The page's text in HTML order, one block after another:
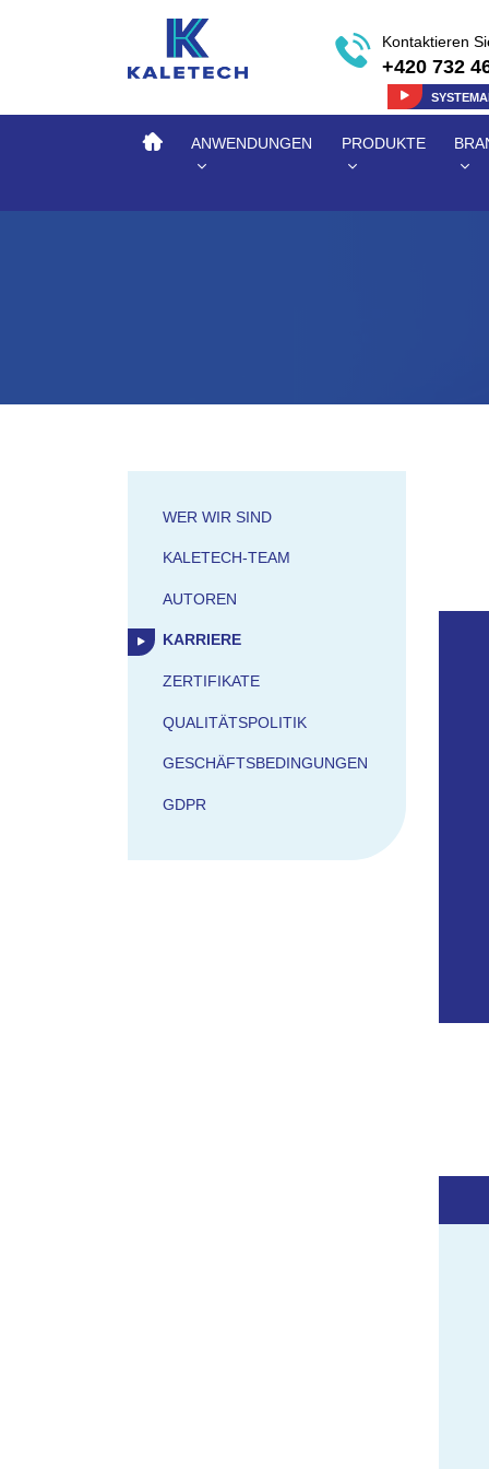
Kontaktieren
+420 732
ANWENDUNGEN PRODUKTE
WER WIR SIND
KALETECH-TEAM
AUTOREN
KARRIERE
ZERTIFIKATE
QUALITÄTSPOLITIK
GESCHÄFTSBEDINGUNGEN
GDPR